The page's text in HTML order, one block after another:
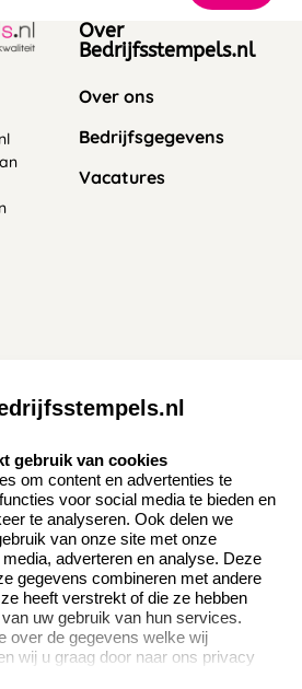
Over
Bedrijfsstempels.nl
Over ons
Bedrijfsgegevens
Vacatures
Contact opnemen
Veel gestelde vragen
Retourneren
Herroepingsrecht
gebruik van cookies
om content en advertenties te
voor social media te bieden en
te analyseren. Ook delen we
van onze site met onze
adverteren en analyse. Deze
gegevens combineren met andere
heeft verstrekt of die ze hebben
uw gebruik van hun services.
over de gegevens welke wij
wij u graag door naar ons privacy